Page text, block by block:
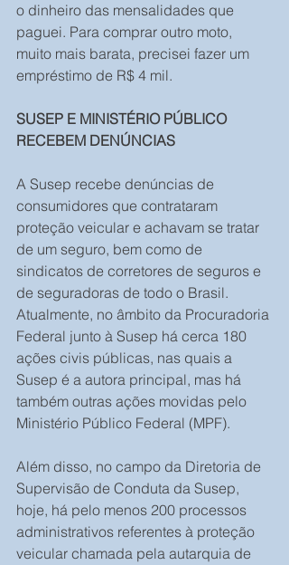
o dinheiro das mensalidades que
paguei. Para comprar outro moto,
muito mais barata, precisei fazer um
empréstimo de R$ 4 mil.
SUSEP E MINISTÉRIO PÚBLICO
RECEBEM DENÚNCIAS
A Susep recebe denúncias de
consumidores que contrataram
proteção veicular e achavam se tratar
de um seguro, bem como de
sindicatos de corretores de seguros e
de seguradoras de todo o Brasil.
Atualmente, no âmbito da Procuradoria
Federal junto à Susep há cerca 180
ações civis públicas, nas quais a
Susep é a autora principal, mas há
também outras ações movidas pelo
Ministério Público Federal (MPF).
Além disso, no campo da Diretoria de
Supervisão de Conduta da Susep,
hoje, há pelo menos 200 processos
administrativos referentes à proteção
veicular chamada pela autarquia de